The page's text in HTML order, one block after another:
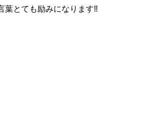
葉とても励みになります‼️